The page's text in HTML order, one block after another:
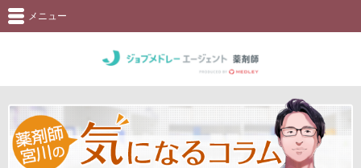
メニュー